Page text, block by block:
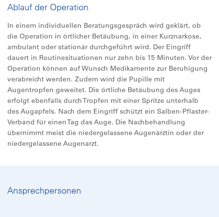
Ablauf der Operation
In einem individuellen Beratungsgespräch wird geklärt, ob
die Operation in örtlicher Betäubung, in einer Kurznarkose,
ambulant oder stationär durchgeführt wird. Der Eingriff
dauert in Routinesituationen nur zehn bis 15 Minuten. Vor der
Operation können auf Wunsch Medikamente zur Beruhigung
verabreicht werden. Zudem wird die Pupille mit
Augentropfen geweitet. Die örtliche Betäubung des Auges
erfolgt ebenfalls durch Tropfen mit einer Spritze unterhalb
des Augapfels. Nach dem Eingriff schützt ein Salben-Pflaster-
Verband für einen Tag das Auge. Die Nachbehandlung
übernimmt meist die niedergelassene Augenärztin oder der
niedergelassene Augenarzt.
Ansprechpersonen